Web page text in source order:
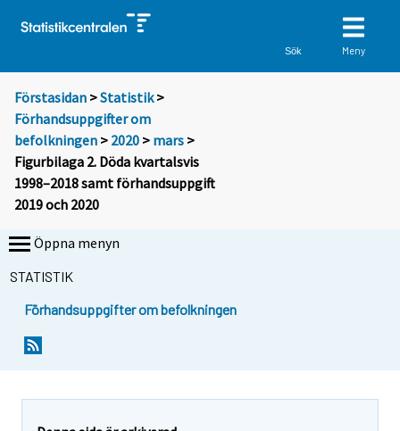
Sök Meny
Förstasidan >Statistik >
Förhandsuppgifter om
befolkningen > 2020 > mars >
Figurbilaga 2. Döda kvartalsvis
1998–2018 samt förhandsuppgift
2019 och 2020
Öppna menyn
STATISTIK
Förhandsuppgifter om befolkningen